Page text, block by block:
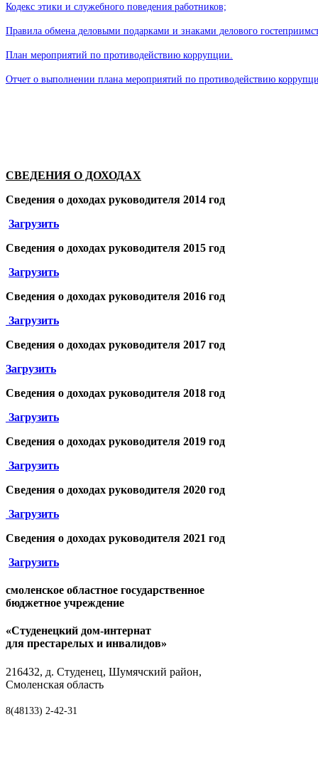
Кодекс этики и служебного поведения работников;
Правила обмена деловыми подарками и знаками делового
План мероприятий по противодействию коррупции.
Отчет о выполнении плана мероприятий по противодействию
СВЕДЕНИЯ О ДОХОДАХ
Сведения о доходах руководителя 2014 год
Загрузить
Сведения о доходах руководителя 2015 год
Загрузить
Сведения о доходах руководителя 2016 год
Загрузить
Сведения о доходах руководителя 2017 год
Загрузить
Сведения о доходах руководителя 2018 год
Загрузить
Сведения о доходах руководителя 2019 год
Загрузить
Сведения о доходах руководителя 2020 год
Загрузить
Сведения о доходах руководителя 2021 год
Загрузить
смоленское областное государственное
бюджетное учреждение
«Студенецкий дом-интернат
для престарелых и инвалидов»
216432, д. Студенец, Шумячский район,
Смоленская область
8(48133) 2-42-31